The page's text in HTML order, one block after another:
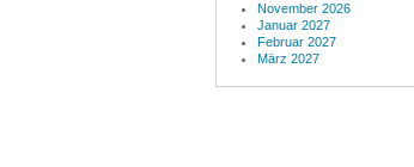
November 2026
Januar 2027
Februar 2027
März 2027